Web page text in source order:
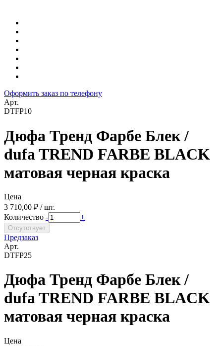
Оформить заказ по телефону
Арт.
DTFP10
Дюфа Тренд Фарбе Блек /
dufa TREND FARBE BLACK
матовая черная краска
Цена
3 710,00 ₽ / шт.
Количество - +
Предзаказ
Арт.
DTFP25
Дюфа Тренд Фарбе Блек /
dufa TREND FARBE BLACK
матовая черная краска
Цена